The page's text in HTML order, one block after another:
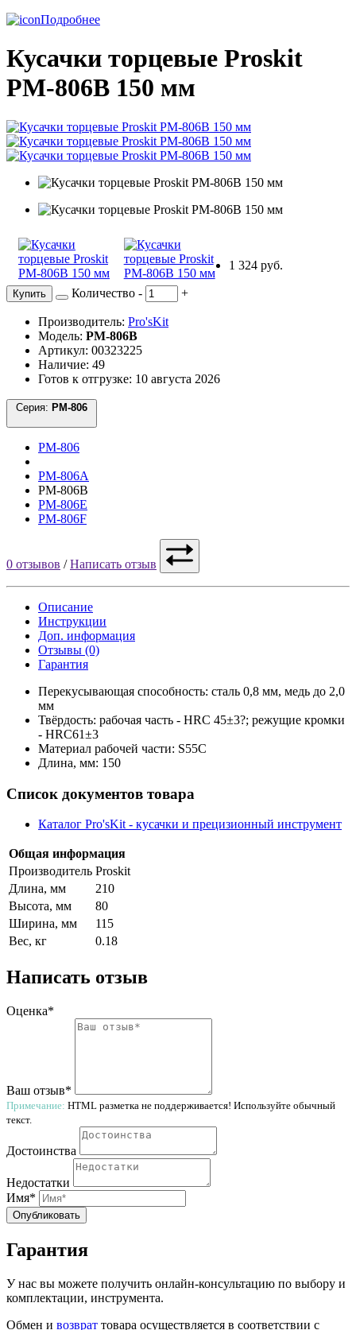
Подробнее
Кусачки торцевые Proskit
PM-806B 150 мм
1 324 руб.
Купить Количество - +
Производитель: Pro'sKit
Модель: PM-806B
Артикул: 00323225
Наличие: 49
Готов к отгрузке: 10 августа 2026
Серия:
PM-806
PM-806A
PM-806B
PM-806E
PM-806F
0 отзывов /Написать отзыв
Описание
Инструкции
Доп. информация
Отзывы (0)
Гарантия
Перекусывающая способность: сталь 0,8 мм, медь до 2,0
мм
Твёрдость: рабочая часть - HRC 45±3?; режущие кромки
- HRC61±3
Материал рабочей части: S55C
Длина, мм: 150
Список документов товара
Каталог Pro'sKit - кусачки и прецизионный инструмент
Общая информация
Производитель Proskit
Длина, мм
210
Высота, мм
80
Ширина, мм
115
Вес, кг
0.18
Написать отзыв
Оценка*
Ваш отзыв*
Примечание: HTML разметка не поддерживается! Используйте обычный
текст.
Достоинства
Недостатки
Имя*
Опубликовать
Гарантия
У нас вы можете получить онлайн-консультацию по выбору и
комплектации, инструмента.
Обмен и возврат товара осуществляется в соответствии с